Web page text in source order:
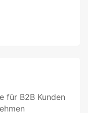
für B2B Kunden